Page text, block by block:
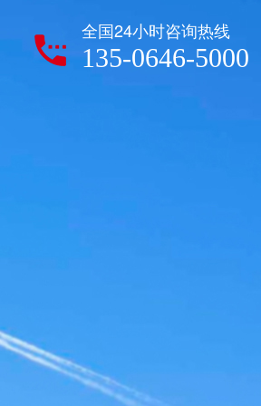
全国24小时咨询热线
135-0646-5000